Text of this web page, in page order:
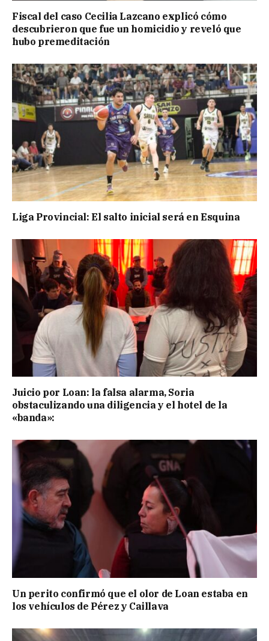
Fiscal del caso Cecilia Lazcano explicó cómo
descubrieron que fue un homicidio y reveló que
hubo premeditación
Liga Provincial: El salto inicial será en Esquina
Juicio por Loan: la falsa alarma, Soria
obstaculizando una diligencia y el hotel de la
«banda»:
Un perito confirmó que el olor de Loan estaba en
los vehículos de Pérez y Caillava